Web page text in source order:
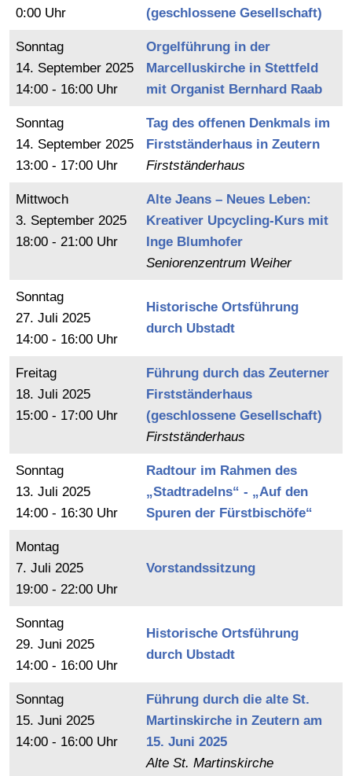
0:00 Uhr
(geschlossene Gesellschaft)
Sonntag
14. September 2025
14:00 - 16:00 Uhr
Orgelführung in der
Marcelluskirche in Stettfeld
mit Organist Bernhard Raab
Sonntag
14. September 2025
13:00 - 17:00 Uhr
Tag des offenen Denkmals im
Firstständerhaus in Zeutern
Firstständerhaus
Mittwoch
3. September 2025
18:00 - 21:00 Uhr
Alte Jeans – Neues Leben:
Kreativer Upcycling-Kurs mit
Inge Blumhofer
Seniorenzentrum Weiher
Sonntag
27. Juli 2025
14:00 - 16:00 Uhr
Historische Ortsführung
durch Ubstadt
Freitag
18. Juli 2025
15:00 - 17:00 Uhr
Führung durch das Zeuterner
Firstständerhaus
(geschlossene Gesellschaft)
Firstständerhaus
Sonntag
13. Juli 2025
14:00 - 16:30 Uhr
Radtour im Rahmen des
„Stadtradelns“ - „Auf den
Spuren der Fürstbischöfe“
Montag
7. Juli 2025
19:00 - 22:00 Uhr
Vorstandssitzung
Sonntag
29. Juni 2025
14:00 - 16:00 Uhr
Historische Ortsführung
durch Ubstadt
Sonntag
15. Juni 2025
14:00 - 16:00 Uhr
Führung durch die alte St.
Martinskirche in Zeutern am
15. Juni 2025
Alte St. Martinskirche